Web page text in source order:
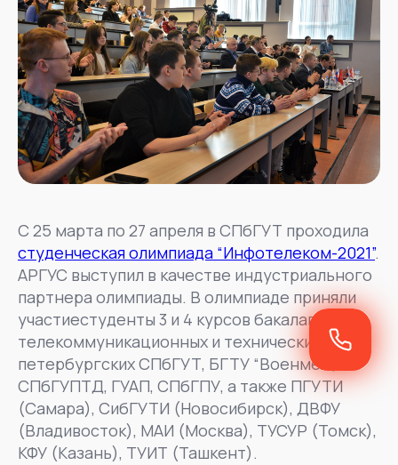
С 25 марта по 27 апреля в СПбГУТ проходила
студенческая олимпиада “Инфотелеком-2021”.
АРГУС выступил в качестве индустриального
партнера олимпиады. В олимпиаде приняли
участиестуденты 3 и 4 курсов бакалавриата
телекоммуникационных и технических вузов:
петербургских СПбГУТ, БГТУ “Военмех”,
СПбГУПТД, ГУАП, СПбГПУ, а также ПГУТИ
(Самара), СибГУТИ (Новосибирск), ДВФУ
(Владивосток), МАИ (Москва), ТУСУР (Томск),
КФУ (Казань), ТУИТ (Ташкент).